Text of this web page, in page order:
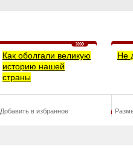
Как оболгали великую
историю нашей
страны
Не
Добавить в избранное